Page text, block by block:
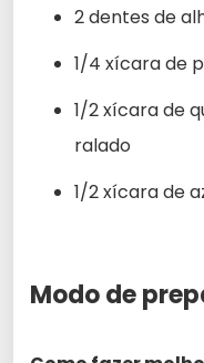
2 dentes de
1/4 xícara de
1/2 xícara de
ralado
1/2 xícara de
Modo de